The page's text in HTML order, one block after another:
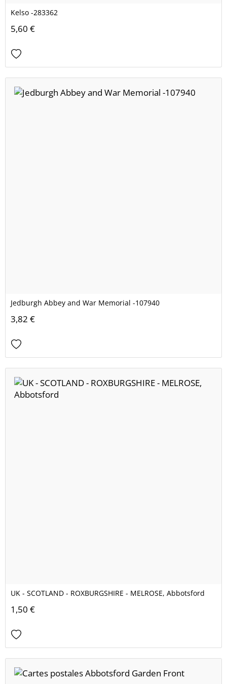
Kelso -283362
5,60 €
Jedburgh Abbey and War Memorial -107940
3,82 €
UK - SCOTLAND - ROXBURGSHIRE - MELROSE, Abbotsford
1,50 €